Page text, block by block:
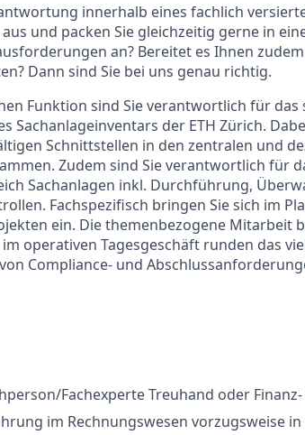
innerhalb eines fachlich
und packen Sie gleichzeitig gerne in
an? Bereitet es Ihnen
Dann sind Sie bei uns genau richtig.
Funktion sind Sie verantwortlich für das
Sachanlageinventars der ETH Zürich.
Schnittstellen in den zentralen und
Zudem sind Sie verantwortlich für
Sachanlagen inkl. Durchführung,
Fachspezifisch bringen Sie sich im
ein. Die themenbezogene Mitarbeit
operativen Tagesgeschäft runden das
Compliance- und
Fachexperte Treuhand oder
im Rechnungswesen vorzugsweise